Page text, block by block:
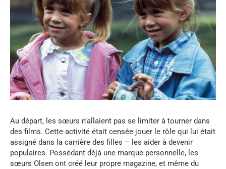
Au départ, les sœurs n’allaient pas se limiter à tourner dans
des films. Cette activité était censée jouer le rôle qui lui était
assigné dans la carrière des filles – les aider à devenir
populaires. Possédant déjà une marque personnelle, les
sœurs Olsen ont créé leur propre magazine, et même du